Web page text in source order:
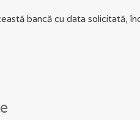
bancă cu data solicitată,